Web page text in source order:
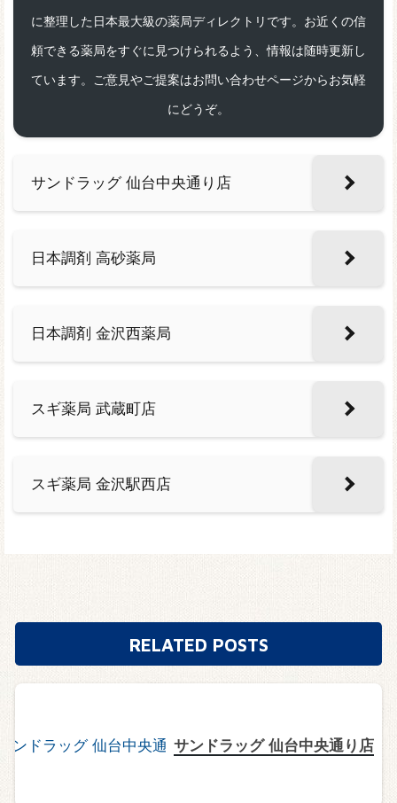
に整理した日本最大級の薬局ディレクトリです。お近くの信
頼できる薬局をすぐに見つけられるよう、情報は随時更新し
ています。ご意見やご提案はお問い合わせページからお気軽
にどうぞ。
サンドラッグ 仙台中央通り店
日本調剤 高砂薬局
日本調剤 金沢西薬局
スギ薬局 武蔵町店
スギ薬局 金沢駅西店
RELATED POSTS
サンドラッグ 仙台中央通り店